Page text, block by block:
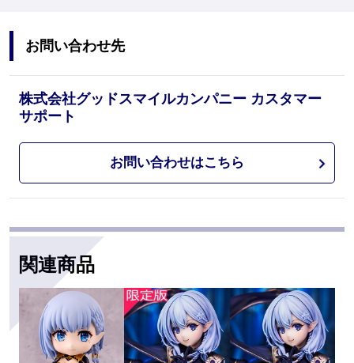
お問い合わせ先
株式会社グッドスマイルカンパニー カスタマー
サポート
お問い合わせはこちら
関連商品